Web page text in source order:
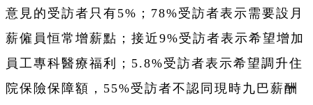
意見的受訪者只有5%；78%受訪者表示需要設月
薪僱員恒常增薪點；接近9%受訪者表示希望增加
員工專科醫療福利；5.8%受訪者表示希望調升住
院保險保障額，55%受訪者不認同現時九巴薪酬